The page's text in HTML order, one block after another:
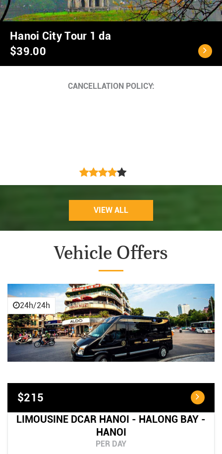
Ho Chi Minh City - C
$40.00
Cancellation Policy
VIEW ALL
Vehicle Offers
24h/24h
$215
LIMOUSINE DCAR HANOI - HALONG BAY -
HANOI
PER DAY